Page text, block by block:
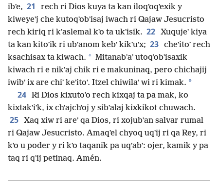
ibʼe, 21
rech ri Dios kuya ta kan iloqʼoqʼexik y
kiweyeʼj che kutoqʼobʼisaj iwach ri Qajaw Jesucristo
rech kiriq ri kʼaslemal kʼo ta ukʼisik. 22 Xuqujeʼ kiya
ta kan kitoʼik ri ubʼanom kebʼ kikʼuʼx; 23 cheʼitoʼ rech
ksachisax ta kiwach. * Mitanabʼaʼ utoqʼobʼisaxik
kiwach ri e nikʼaj chik ri e makuninaq, pero chichajij
iwibʼ ix are chiʼ keʼitoʼ. Itzel chiwilaʼ wi ri kimak. *
24 Ri Dios kixutoʼo rech kixqaj ta pa mak, ko
kixtakʼiʼk, ix chʼajchʼoj y sibʼalaj kixkikot chuwach.
25 Xaq xiw ri areʼ qa Dios, ri xojubʼan salvar rumal
ri Qajaw Jesucristo. Amaqʼel chyoq uqʼij ri qa Rey, ri
kʼo u poder y ri kʼo taqanik pa uqʼabʼ: ojer, kamik y pa
taq ri qʼij petinaq. Amén.